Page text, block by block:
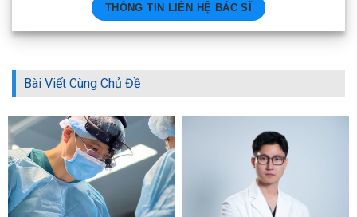
THÔNG TIN LIÊN HỆ BÁC SĨ
Bài Viết Cùng Chủ Đề